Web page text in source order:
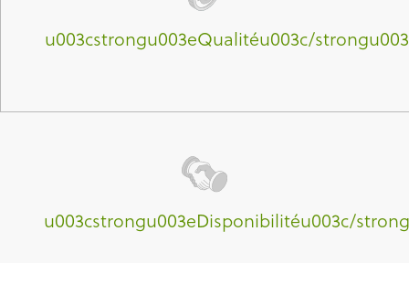
u003cstrongu003eQualitéu003c/
u003cstrongu003eDisponibilitéu003c/